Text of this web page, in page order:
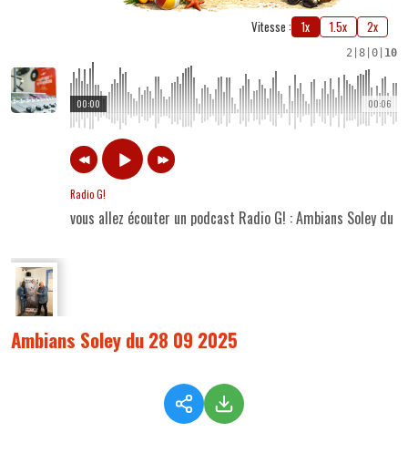
Vitesse : 1x 1.5x 2x
2 8 0 10
00:06
00:00
Radio G!
vous allez écouter un podcast Radio G! : Ambians Soley du
Ambians Soley du 28 09 2025